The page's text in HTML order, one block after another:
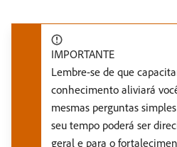
IMPORTANTE
Lembre-se de que
conhecimento aliviará
mesmas perguntas
seu tempo poderá ser
geral e para o